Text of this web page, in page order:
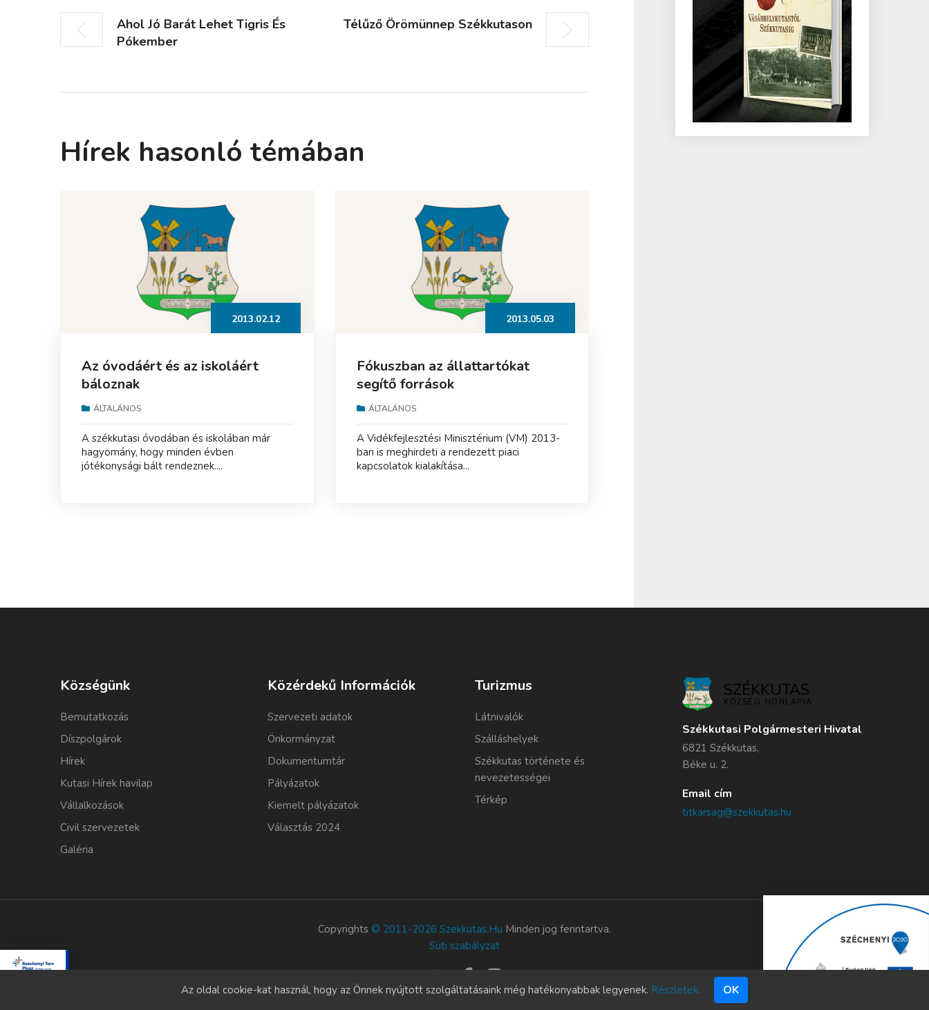
Ahol Jó Barát Lehet Tigris És
Pókember
Télűző Örömünnep Székkutason
Hírek hasonló témában
2013.02.12
Az óvodáért és az iskoláért
báloznak
ÁLTALÁNOS
A székkutasi óvodában és iskolában már
hagyomány, hogy minden évben
jótékonysági bált rendeznek....
2013.05.03
Fókuszban az állattartókat
segítő források
ÁLTALÁNOS
A Vidékfejlesztési Minisztérium (VM) 2013-
ban is meghirdeti a rendezett piaci
kapcsolatok kialakítása...
Községünk
Bemutatkozás
Díszpolgárok
Hírek
Kutasi Hírek havilap
Vállalkozások
Civil szervezetek
Galéria
Közérdekű Információk
Szervezeti adatok
Önkormányzat
Dokumentumtár
Pályázatok
Kiemelt pályázatok
Választás 2024
Turizmus
Látnivalók
Szálláshelyek
Székkutas története és
nevezetességei
Térkép
SZÉKKUTAS
KÖZSÉG HONLAPJA
Székkutasi Polgármesteri Hivatal
6821 Székkutas,
Béke u. 2.
Email cím
titkarsag@szekkutas.hu
Copyrights © 2011-2026 Szekkutas.hu Minden jog fenntartva.
Süti szabályzat
Az oldal cookie-kat használ, hogy az Önnek nyújtott szolgáltatásaink még hatékonyabbak legyenek. Részletek. OK